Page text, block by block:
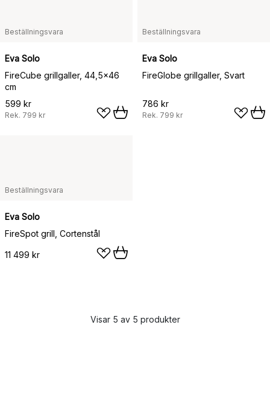
Beställningsvara
Eva Solo
FireCube grillgaller, 44,5x46
cm
599 kr
Rek. 799 kr
Beställningsvara
Eva Solo
FireGlobe grillgaller, Svart
786 kr
Rek. 799 kr
Beställningsvara
Eva Solo
FireSpot grill, Cortenstål
11 499 kr
Visar 5 av 5 produkter